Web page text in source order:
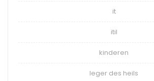
it
itil
kinderen
leger des heils